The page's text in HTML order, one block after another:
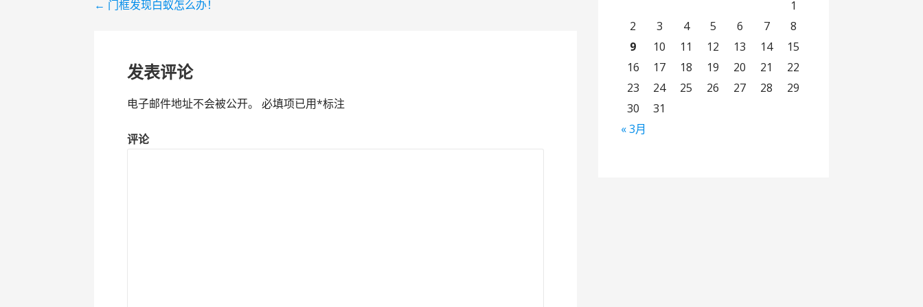
文
← 门框发现白蚁怎么办！
发表评论
电子邮件地址不会被公开。 必填项已用*标注
评论
« 3月
1
2
3 4 5 6 7
8
9
10 11 12 13 14
15
16
17 18 19 20 21
22
23
24 25 26 27 28
29
30
31